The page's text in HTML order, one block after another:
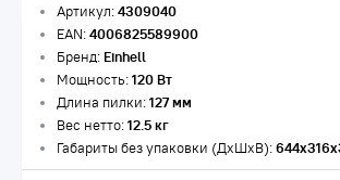
Артикул:4309040
EAN:4006825589900
Бренд:Einhell
Мощность:120 Вт
Длина пилки:127 мм
Вес нетто:12.5 кг
Габариты без упаковки (ДxШxВ):